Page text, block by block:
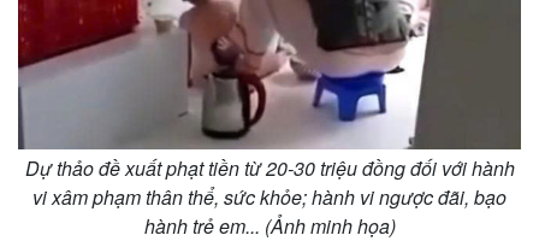
Dự thảo đề xuất phạt tiền từ 20-30 triệu đồng đối với hành
vi xâm phạm thân thể, sức khỏe; hành vi ngược đãi, bạo
hành trẻ em... (Ảnh minh họa)